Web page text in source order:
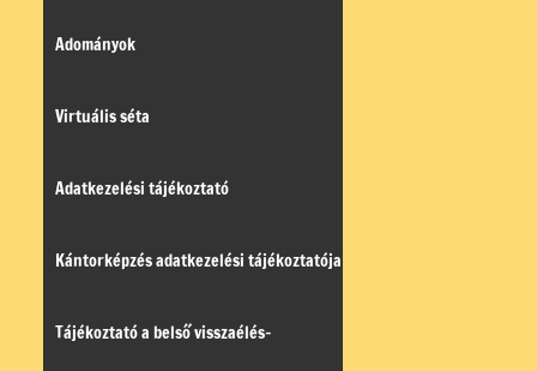
Adományok
Virtuális séta
Adatkezelési tájékoztató
Kántorképzés adatkezelési tájékoztatója
Tájékoztató a belső visszaélés-